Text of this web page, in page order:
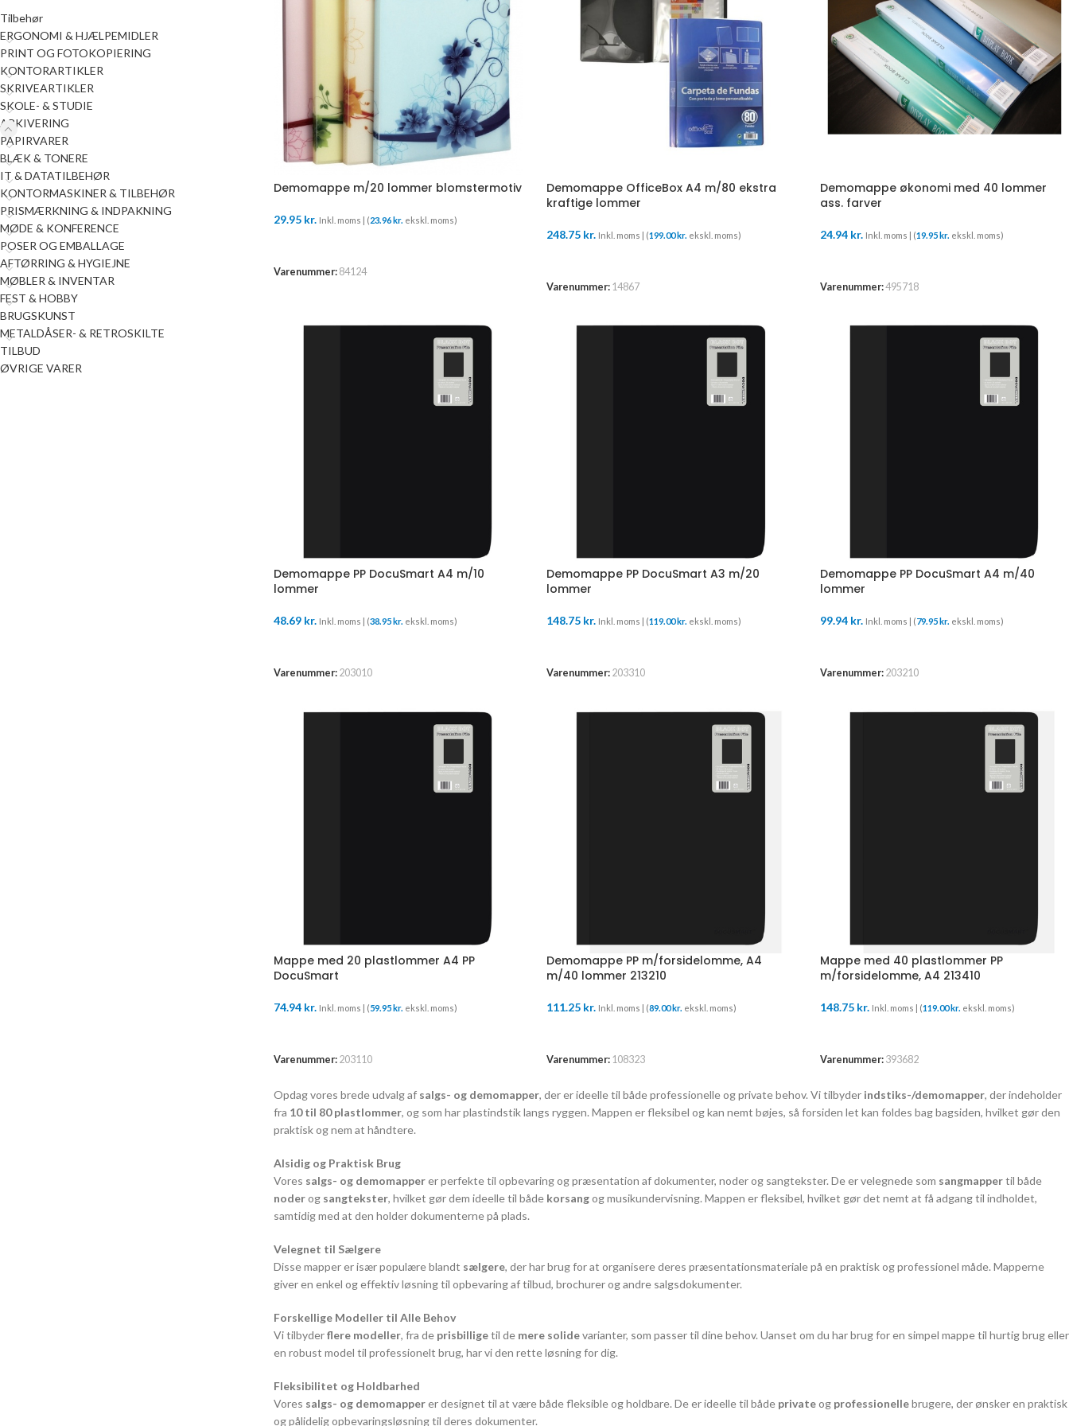
Tilbehør
ERGONOMI & HJÆLPEMIDLER
PRINT OG FOTOKOPIERING
KONTORARTIKLER
SKRIVEARTIKLER
SKOLE- & STUDIE
ARKIVERING
PAPIRVARER
BLÆK & TONERE
IT & DATATILBEHØR
KONTORMASKINER & TILBEHØR
PRISMÆRKNING & INDPAKNING
MØDE & KONFERENCE
POSER OG EMBALLAGE
AFTØRRING & HYGIEJNE
MØBLER & INVENTAR
FEST & HOBBY
BRUGSKUNST
METALDÅSER- & RETROSKILTE
TILBUD
ØVRIGE VARER
Demomappe m/20 lommer blomstermotiv
29.95 kr. Inkl. moms | (23.96kr. ekskl. moms)
Varenummer: 84124
Demomappe OfficeBox A4 m/80 ekstra
kraftige lommer
248.75 kr. Inkl. moms | (199.00kr. ekskl. moms)
Varenummer: 14867
Demomappe økonomi med 40 lommer
ass. farver
24.94 kr. Inkl. moms | (19.95kr. ekskl. moms)
Varenummer:495718
Demomappe PP DocuSmart A4 m/10
lommer
48.69 kr. Inkl. moms | (38.95 kr. ekskl. moms)
Varenummer: 203010
Demomappe PP DocuSmart A3 m/20
lommer
148.75 kr. Inkl. moms | (119.00 kr. ekskl. moms)
Varenummer: 203310
Demomappe PP DocuSmart A4 m/40
lommer
99.94 kr. Inkl. moms | (79.95 kr. ekskl. moms)
Varenummer: 203210
Mappe med 20 plastlommer A4 PP
DocuSmart
74.94 kr. Inkl. moms | (59.95 kr. ekskl. moms)
Varenummer: 203110
Demomappe PP m/forsidelomme, A4
m/40 lommer 213210
111.25 kr. Inkl. moms | (89.00 kr. ekskl. moms)
Varenummer: 108323
Mappe med 40 plastlommer PP
m/forsidelomme, A4 213410
148.75 kr. Inkl. moms | (119.00 kr. ekskl. moms)
Varenummer: 393682
Opdag vores brede udvalg af salgs- og demomapper, der er ideelle til både professionelle og private behov. Vi tilbyder indstiks-/demomapper, der indeholder
fra 10 til 80 plastlommer, og som har plastindstik langs ryggen. Mappen er fleksibel og kan nemt bøjes, så forsiden let kan foldes bag bagsiden, hvilket gør den
praktisk og nem at håndtere.
Alsidig og Praktisk Brug
Vores salgs- og demomapperer perfekte til opbevaring og præsentation af dokumenter, noder og sangtekster. De er velegnede som sangmappertil både
noderog sangtekster, hvilket gør dem ideelle til både korsangog musikundervisning. Mappen er fleksibel, hvilket gør det nemt at få adgang til indholdet,
samtidig med at den holder dokumenterne på plads.
Velegnet til Sælgere
Disse mapper er især populære blandt sælgere, der har brug for at organisere deres præsentationsmateriale på en praktisk og professionel måde. Mapperne
giver en enkel og effektiv løsning til opbevaring af tilbud, brochurer og andre salgsdokumenter.
Forskellige Modeller til Alle Behov
Vi tilbyderflere modeller, fra de prisbilligetil de mere solidevarianter, som passer til dine behov. Uanset om du har brug for en simpel mappe til hurtig brug eller
en robust model til professionelt brug, har vi den rette løsning for dig.
Fleksibilitet og Holdbarhed
Vores salgs- og demomapperer designet til at være både fleksible og holdbare. De er ideelle til både privateog professionellebrugere, der ønsker en praktisk
og pålidelig opbevaringsløsning til deres dokumenter.